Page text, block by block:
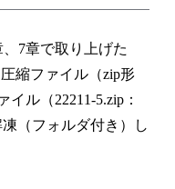
ト
7章で取り上げた
縮ファイル（zip形
ル（22211-5.zip：
（フォルダ付き）し